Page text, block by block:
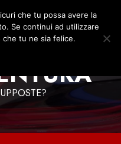
15:45:08
che tu possa avere la
Se continui ad utilizzare
che tu ne sia felice.